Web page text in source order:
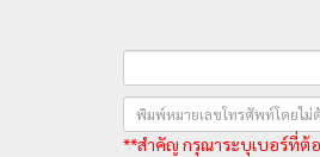
**สำคัญ กรุณาระบุเบอร์ที่ต้